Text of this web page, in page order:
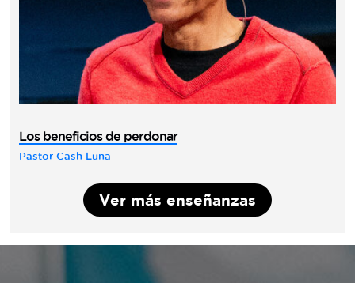
Los beneficios de perdonar
Pastor Cash Luna
Ver más enseñanzas